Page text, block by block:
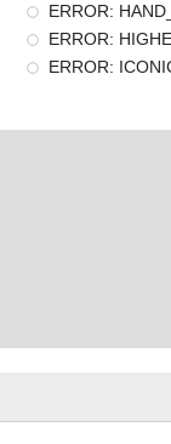
ERROR:
ERROR:
ERROR: